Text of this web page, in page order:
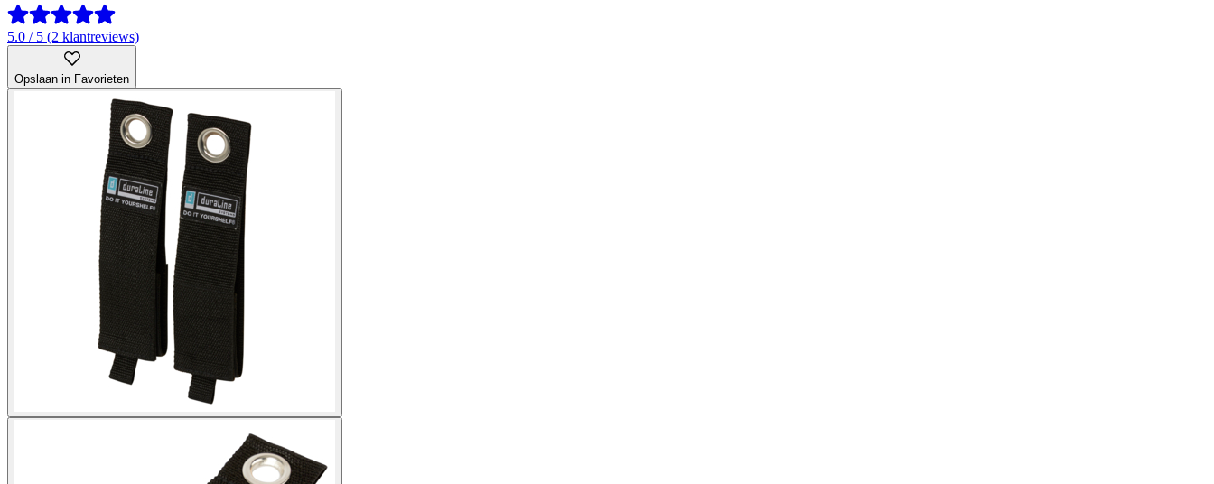
5.0 / 5 (2 klantreviews)
Opslaan in Favorieten